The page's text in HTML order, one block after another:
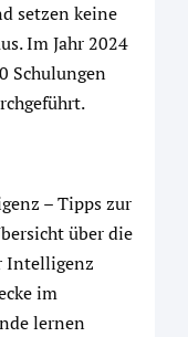
setzen keine
Im Jahr 2024
Schulungen
– Tipps zur
über die
Intelligenz
im
lernen